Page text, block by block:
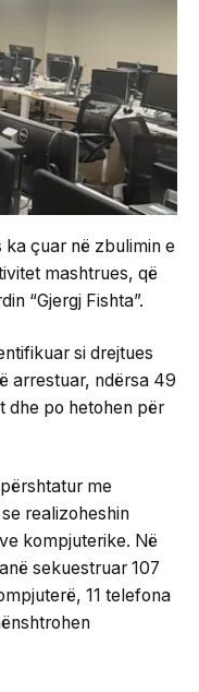
ka çuar në zbulimin e
mashtrues, që
“Gjergj Fishta”.
si drejtues
arrestuar, ndërsa 49
dhe po hetohen për
me
realizoheshin
kompjuterike. Në
sekuestruar 107
11 telefona